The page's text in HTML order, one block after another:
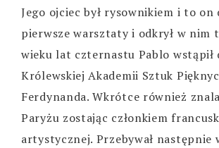
Jego ojciec był rysownikiem i to on
pierwsze warsztaty i odkrył w nim
wieku lat czternastu Pablo wstąpił
Królewskiej Akademii Sztuk
Ferdynanda. Wkrótce również
Paryżu zostając członkiem
artystycznej. Przebywał następnie